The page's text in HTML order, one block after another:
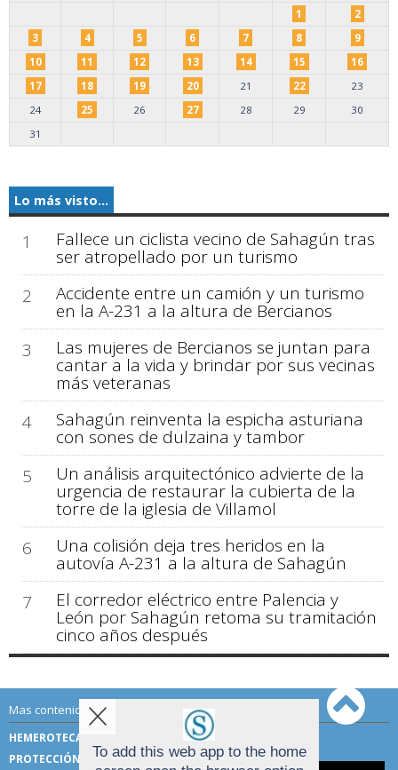
1
2
3
4 5 6 7 8
9
10
11 12 13 14 15
16
17
18 19 20 21 22
23
24
25 26 27 28 29
30
31
Lo más visto...
1 Fallece un ciclista vecino de Sahagún tras
ser atropellado por un turismo
2
Accidente entre un camión y un turismo
en la A-231 a la altura de Bercianos
3
Las mujeres de Bercianos se juntan para
cantar a la vida y brindar por sus vecinas
más veteranas
4
Sahagún reinventa la espicha asturiana
con sones de dulzaina y tambor
5
Un análisis arquitectónico advierte de la
urgencia de restaurar la cubierta de la
torre de la iglesia de Villamol
6
Una colisión deja tres heridos en la
autovía A-231 a la altura de Sahagún
7
El corredor eléctrico entre Palencia y
León por Sahagún retoma su tramitación
cinco años después
Mas contenido de Sahagún Digital:
HEMEROTECA
TÉRMINOS DE USO
PROTECCIÓN DE DATOSTo add this web app to the home